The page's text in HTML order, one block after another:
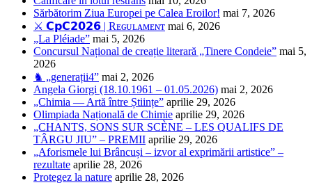
Sărbătorim Ziua Europei pe Calea Eroilor! mai 7, 2026
⚔️ 𝗖𝗽𝗖𝟮𝟬𝟮𝟲 | Rᴇɢᴜʟᴀᴍᴇɴᴛ mai 6, 2026
„La Pléiade” mai 5, 2026
Concursul Național de creație literară „Tinere Condeie” mai 5,
2026
♞ „generații4” mai 2, 2026
Angela Giorgi (18.10.1961 – 01.05.2026) mai 2, 2026
„Chimia — Artă între Științe” aprilie 29, 2026
Olimpiada Națională de Chimie aprilie 29, 2026
„CHANTS, SONS SUR SCÈNE – LES QUALIFS DE
TÂRGU JIU” – PREMII aprilie 29, 2026
„Aforismele lui Brâncuși – izvor al exprimării artistice” –
rezultate aprilie 28, 2026
Protegez la nature aprilie 28, 2026